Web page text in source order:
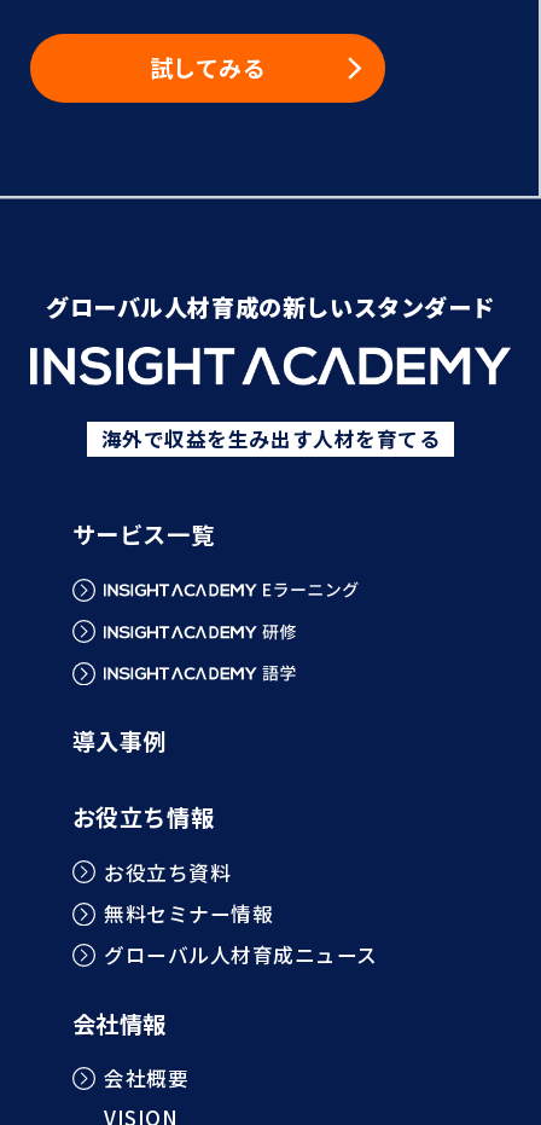
試してみる
グローバル人材育成の新しいスタンダード
海外で収益を生み出す人材を育てる
サービス一覧
導入事例
お役立ち情報
お役立ち資料
無料セミナー情報
グローバル人材育成ニュース
会社情報
会社概要
VISION